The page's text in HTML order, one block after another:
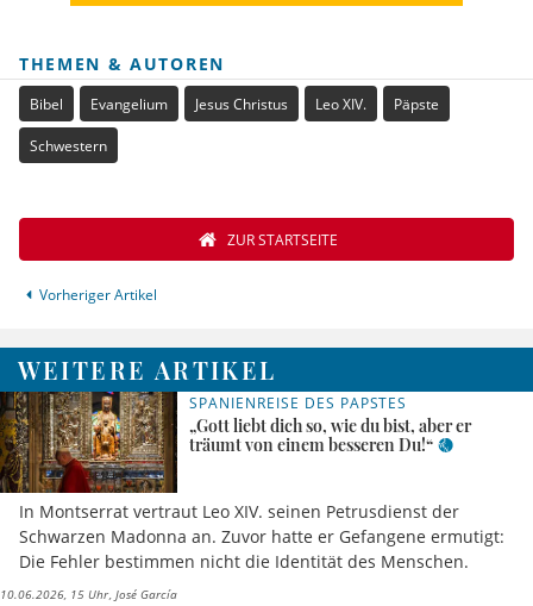
THEMEN & AUTOREN
Bibel Evangelium Jesus Christus Leo XIV. Päpste
Schwestern
Vorheriger Artikel
ZUR STARTSEITE
WEITERE ARTIKEL
SPANIENREISE DES PAPSTES
„Gott liebt dich so, wie du bist, aber er
träumt von einem besseren Du!“
In Montserrat vertraut Leo XIV. seinen Petrusdienst der
Schwarzen Madonna an. Zuvor hatte er Gefangene ermutigt:
Die Fehler bestimmen nicht die Identität des Menschen.
10.06.2026, 15 Uhr José García